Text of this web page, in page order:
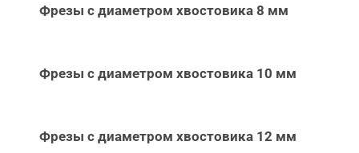
Фрезы с диаметром хвостовика 8 мм
Фрезы с диаметром хвостовика 10 мм
Фрезы с диаметром хвостовика 12 мм